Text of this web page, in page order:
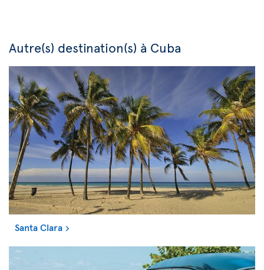
Autre(s) destination(s) à Cuba
Santa Clara